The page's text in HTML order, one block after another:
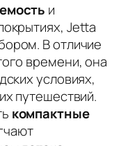
и
Jetta
В отличие
времени, она
условиях,
путешествий.
компактные